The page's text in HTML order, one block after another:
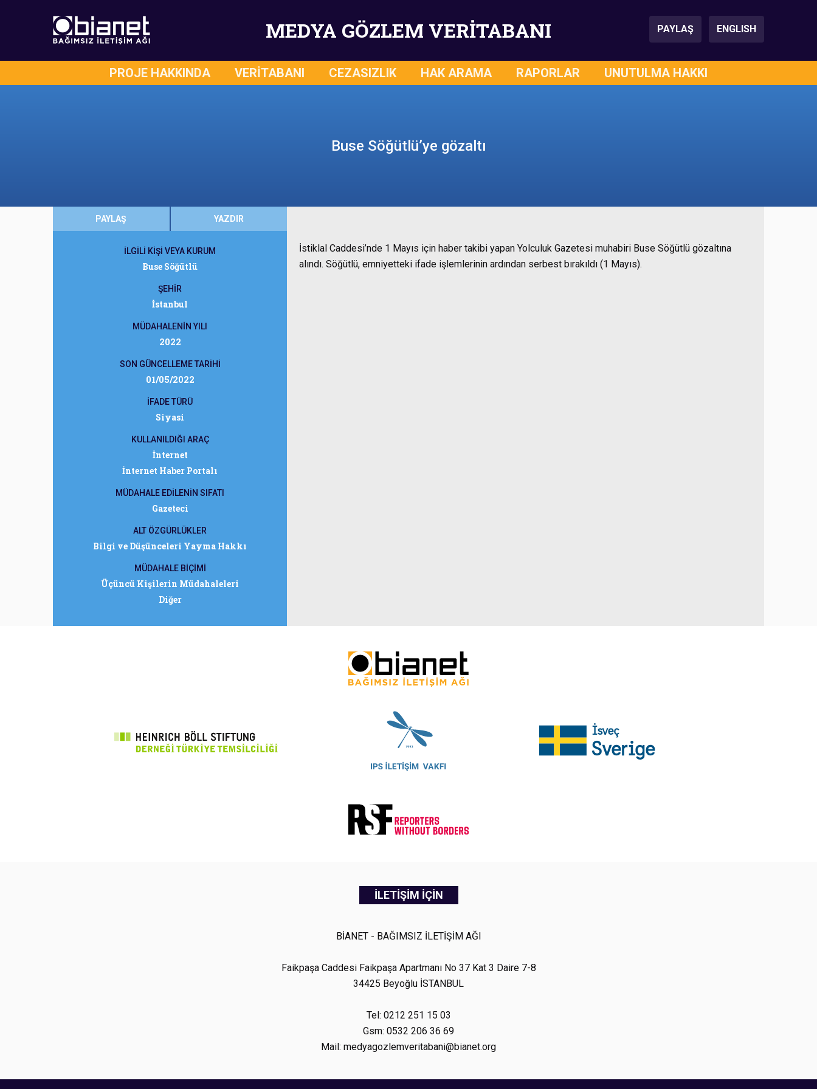
MEDYA GÖZLEM VERİTABANI PAYLAŞ ENGLISH
PROJE HAKKINDA VERİTABANI CEZASIZLIK HAK ARAMA RAPORLAR UNUTULMA HAKKI
Buse Söğütlü’ye gözaltı
PAYLAŞ YAZDIR
İLGİLİ KİŞİ VEYA KURUM
Buse Söğütlü
ŞEHİR
İstanbul
MÜDAHALENİN YILI
2022
SON GÜNCELLEME TARİHİ
01/05/2022
İFADE TÜRÜ
Siyasi
KULLANILDIĞI ARAÇ
İnternet
İnternet Haber Portalı
MÜDAHALE EDİLENİN SIFATI
Gazeteci
ALT ÖZGÜRLÜKLER
Bilgi ve Düşünceleri Yayma Hakkı
MÜDAHALE BİÇİMİ
Üçüncü Kişilerin Müdahaleleri
Diğer
İstiklal Caddesi’nde 1 Mayıs için haber takibi yapan Yolculuk Gazetesi muhabiri Buse Söğütlü gözaltına
alındı. Söğütlü, emniyetteki ifade işlemlerinin ardından serbest bırakıldı (1 Mayıs).
İLETİŞİM İÇİN
BİANET - BAĞIMSIZ İLETİŞİM AĞI
Faikpaşa Caddesi Faikpaşa Apartmanı No 37 Kat 3 Daire 7-8
34425 Beyoğlu İSTANBUL
Tel: 0212 251 15 03
Gsm: 0532 206 36 69
Mail: medyagozlemveritabani@bianet.org